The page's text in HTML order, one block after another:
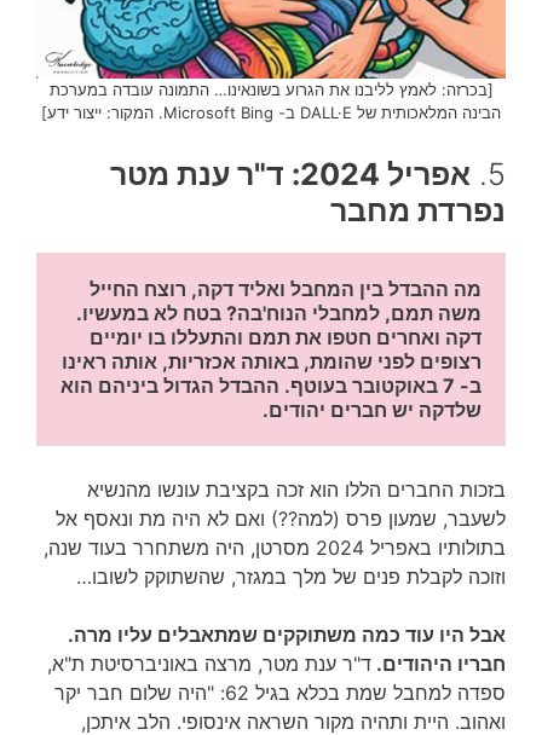
[בכרזה: לאמץ לליבנו את הגרוע בשונאינו… התמונה עובדה במערכת
הבינה המלאכותית של DALL·E ב- Microsoft Bing. המקור: ייצור ידע]
5.
אפריל 2024: ד"ר ענת מטר
נפרדת מחבר
שלדקה יש חברים יהודים.
בזכות החברים הללו הוא זכה בקציבת עונשו מהנשיא
לשעבר, שמעון פרס (למה??) ואם לא היה מת ונאסף אל
בתולותיו באפריל 2024 מסרטן, היה משתחרר בעוד שנה,
וזוכה לקבלת פנים של מלך במגזר, שהשתוקק לשובו…
אבל היו עוד כמה משתוקקים שמתאבלים עליו מרה.
חבריו היהודים. ד"ר ענת מטר, מרצה באוניברסיטת ת"א,
ספדה למחבל שמת בכלא בגיל 62: "היה שלום חבר יקר
ואהוב. היית ותהיה מקור השראה אינסופי. הלב איתכן,